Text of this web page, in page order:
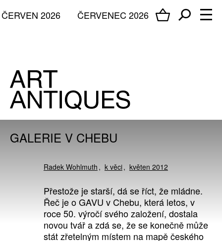
ČERVENEC 2026
ČERVEN 2026
GALERIE V CHEBU
Radek Wohlmuth k věci květen 2012
Přestože je starší, dá se říct, že mládne.
Řeč je o GAVU v Chebu, která letos, v
roce 50. výročí svého založení, dostala
novou tvář a zdá se, že se konečně může
stát zřetelným místem na mapě českého